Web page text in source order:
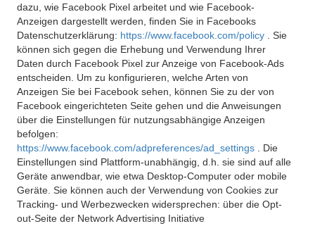
dazu, wie Facebook Pixel arbeitet und wie Facebook-
Anzeigen dargestellt werden, finden Sie in Facebooks
Datenschutzerklärung: https://www.facebook.com/policy
. Sie
können sich gegen die Erhebung und Verwendung Ihrer
Daten durch Facebook Pixel zur Anzeige von Facebook-Ads
entscheiden. Um zu konfigurieren, welche Arten von
Anzeigen Sie bei Facebook sehen, können Sie zu der von
Facebook eingerichteten Seite gehen und die Anweisungen
über die Einstellungen für nutzungsabhängige Anzeigen
befolgen:
https://www.facebook.com/adpreferences/ad_settings
. Die
Einstellungen sind Plattform-unabhängig, d.h. sie sind auf alle
Geräte anwendbar, wie etwa Desktop-Computer oder mobile
Geräte. Sie können auch der Verwendung von Cookies zur
Tracking- und Werbezwecken widersprechen: über die Opt-
out-Seite der Network Advertising Initiative